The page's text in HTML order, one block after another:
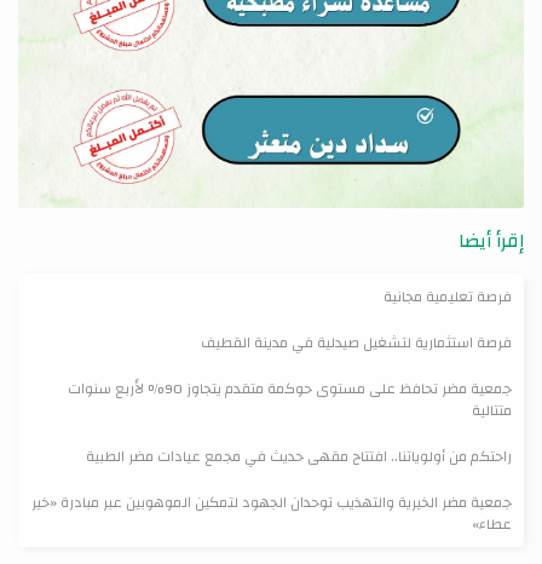
إقرأ أيضا
فرصة تعليمية مجانية
فرصة استثمارية لتشغيل صيدلية في مدينة القطيف
جمعية مضر تحافظ على مستوى حوكمة متقدم يتجاوز 90% لأربع سنوات
متتالية
راحتكم من أولوياتنا.. افتتاح مقهى حديث في مجمع عيادات مضر الطبية
جمعية مضر الخيرية والتهذيب توحدان الجهود لتمكين الموهوبين عبر مبادرة «خير
عطاء»